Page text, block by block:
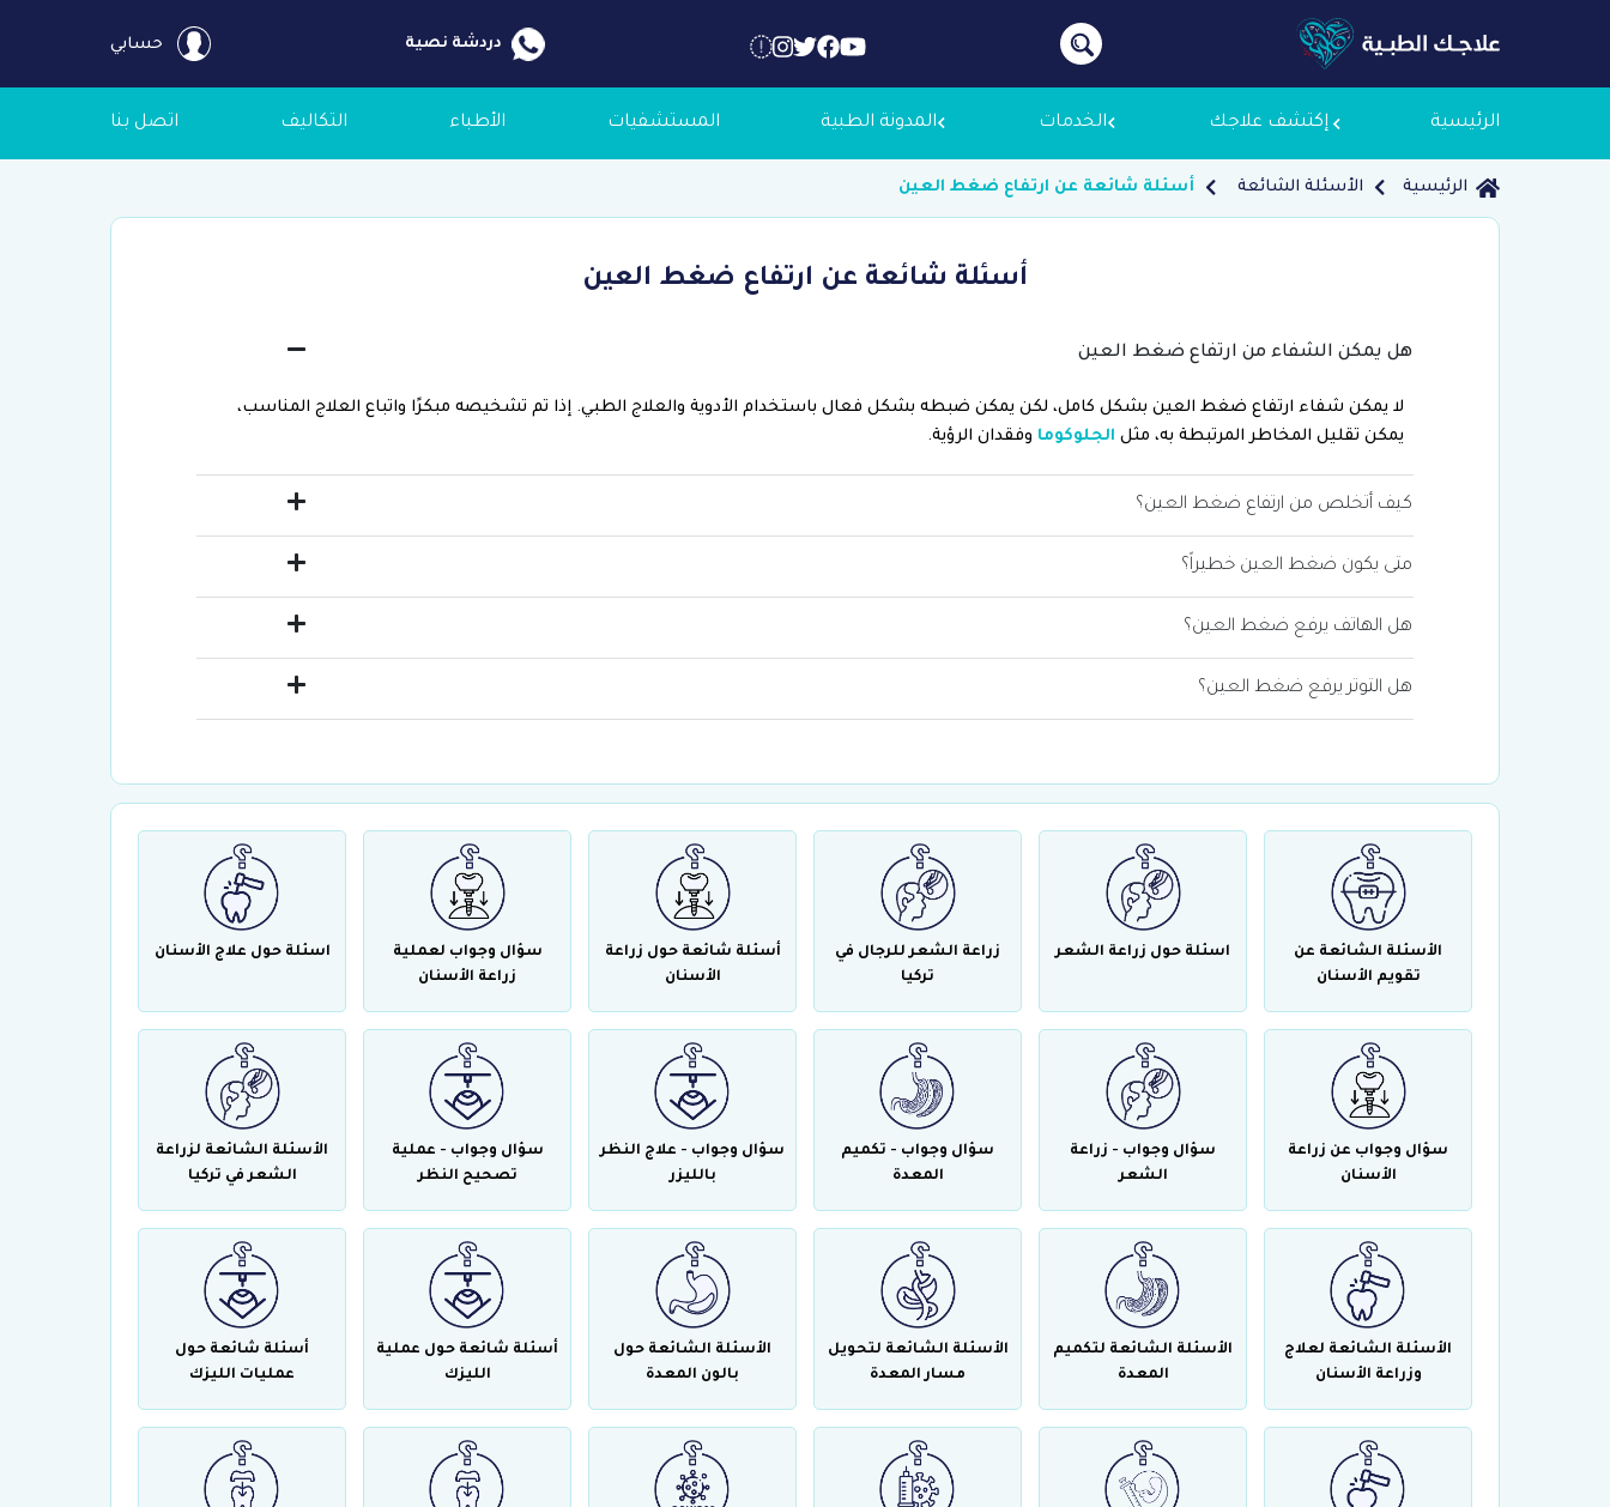
دردشة نصية حسابي
الرئيسية إكتشف علاجك
سياسة التوظيف
الخدمات المدونة الطبية المستشفيات الأطباء التكاليف اتصل بنا
الرئيسية الأسئلة الشائعة أسئلة شائعة عن ارتفاع ضغط العين
أسئلة شائعة عن ارتفاع ضغط العين
هل يمكن الشفاء من ارتفاع ضغط العين
لا يمكن شفاء ارتفاع ضغط العين بشكل كامل، لكن يمكن ضبطه بشكل فعال باستخدام الأدوية والعلاج الطبي. إذا تم تشخيصه مبكرًا واتباع العلاج المناسب،
يمكن تقليل المخاطر المرتبطة به، مثل الجلوكوما وفقدان الرؤية.
كيف أتخلص من ارتفاع ضغط العين؟
متى يكون ضغط العين خطيراً؟
هل الهاتف يرفع ضغط العين؟
هل التوتر يرفع ضغط العين؟
الأسئلة الشائعة عن
تقويم الأسنان
اسئلة حول زراعة الشعر
زراعة الشعر للرجال في
تركيا
أسئلة شائعة حول زراعة
الأسنان
سؤال وجواب لعملية
زراعة الأسنان
اسئلة حول علاج الأسنان
سؤال وجواب عن زراعة
الأسنان
سؤال وجواب - زراعة
الشعر
سؤال وجواب - تكميم
المعدة
سؤال وجواب - علاج النظر
بالليزر
سؤال وجواب - عملية
تصحيح النظر
الأسئلة الشائعة لزراعة
الشعر في تركيا
الأسئلة الشائعة لعلاج
وزراعة الأسنان
الأسئلة الشائعة لتكميم
المعدة
الأسئلة الشائعة لتحويل
مسار المعدة
الأسئلة الشائعة حول
بالون المعدة
أسئلة شائعة حول عملية
الليزك
أسئلة شائعة حول
عمليات الليزك